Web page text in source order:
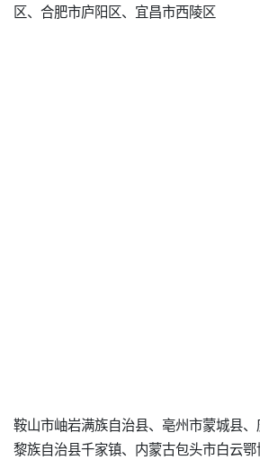
区、合肥市庐阳区、宜昌市西陵区
鞍山市岫岩满族自治县、亳州市蒙城县
黎族自治县千家镇、内蒙古包头市白云